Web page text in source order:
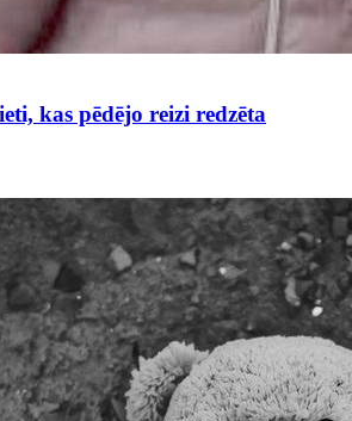
kas pēdējo reizi redzēta